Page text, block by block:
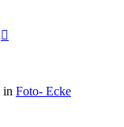
in Foto- Ecke